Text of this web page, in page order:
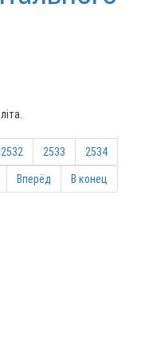
2532 2533 2534
Вперёд В конец